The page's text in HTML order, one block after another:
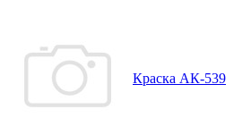
Краска АК-539